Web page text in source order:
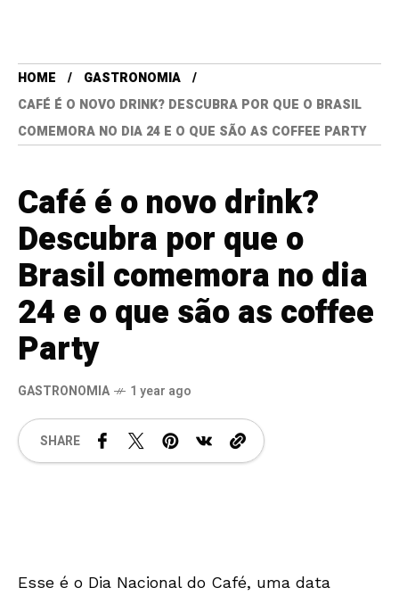
HOME
GASTRONOMIA
CAFÉ É O NOVO DRINK? DESCUBRA POR QUE O BRASIL
COMEMORA NO DIA 24 E O QUE SÃO AS COFFEE PARTY
Café é o novo drink?
Descubra por que o
Brasil comemora no dia
24 e o que são as coffee
Party
GASTRONOMIA 1 year ago
SHARE
Esse é o Dia Nacional do Café, uma data